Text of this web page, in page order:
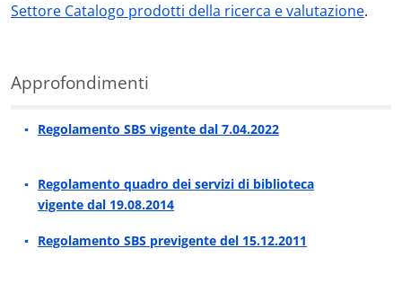
Settore Catalogo prodotti della ricerca e valutazione.
Approfondimenti
Approfondimenti
Regolamento SBS vigente dal 7.04.2022
Regolamento quadro dei servizi di biblioteca
vigente dal 19.08.2014
Regolamento SBS previgente del 15.12.2011